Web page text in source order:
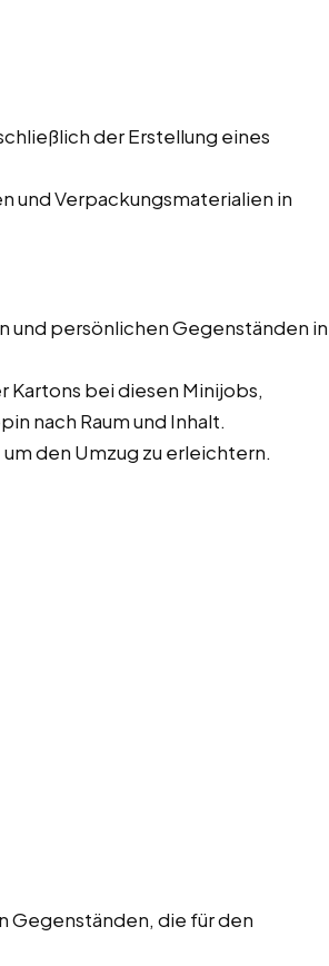
der Erstellung eines
und Verpackungsmaterialien in
und persönlichen Gegenständen in
Kartons bei diesen Minijobs,
nach Raum und Inhalt.
den Umzug zu erleichtern.
Gegenständen, die für den